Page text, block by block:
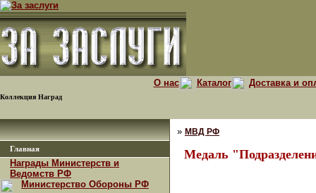
Коллекция Наград
О нас Каталог Доставка и
Главная
Награды Министерств и
Ведомств РФ
Министерство Обороны РФ
» МВД РФ
Медаль